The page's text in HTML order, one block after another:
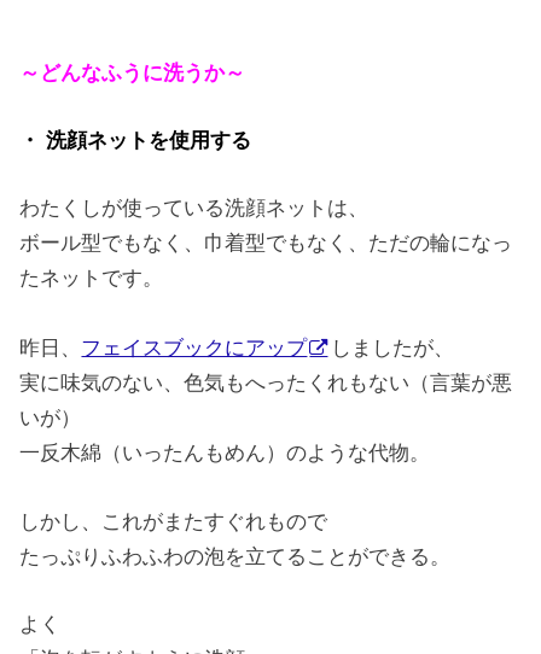
～どんなふうに洗うか～
・ 洗顔ネットを使用する
わたくしが使っている洗顔ネットは、
ボール型でもなく、巾着型でもなく、ただの輪になっ
たネットです。
昨日、 フェイスブックにアップ
しましたが、
実に味気のない、色気もへったくれもない（言葉が悪
いが）
一反木綿（いったんもめん）のような代物。
しかし、これがまたすぐれもので
たっぷりふわふわの泡を立てることができる。
よく